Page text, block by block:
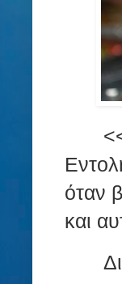
όταν
και